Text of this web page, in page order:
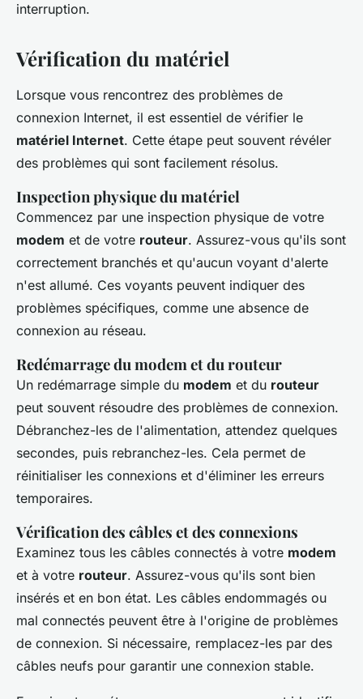
interruption.
Vérification du matériel
Lorsque vous rencontrez des problèmes de
connexion Internet, il est essentiel de vérifier le
matériel Internet. Cette étape peut souvent révéler
des problèmes qui sont facilement résolus.
Inspection physique du matériel
Commencez par une inspection physique de votre
modem et de votre routeur. Assurez-vous qu'ils sont
correctement branchés et qu'aucun voyant d'alerte
n'est allumé. Ces voyants peuvent indiquer des
problèmes spécifiques, comme une absence de
connexion au réseau.
Redémarrage du modem et du routeur
Un redémarrage simple du modem et du routeur
peut souvent résoudre des problèmes de connexion.
Débranchez-les de l'alimentation, attendez quelques
secondes, puis rebranchez-les. Cela permet de
réinitialiser les connexions et d'éliminer les erreurs
temporaires.
Vérification des câbles et des connexions
Examinez tous les câbles connectés à votre modem
et à votre routeur. Assurez-vous qu'ils sont bien
insérés et en bon état. Les câbles endommagés ou
mal connectés peuvent être à l'origine de problèmes
de connexion. Si nécessaire, remplacez-les par des
câbles neufs pour garantir une connexion stable.